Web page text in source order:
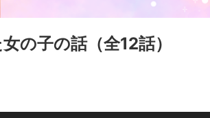
の子の話（全12話）